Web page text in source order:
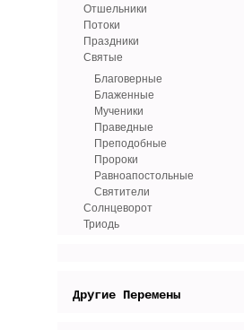
Отшельники
Потоки
Праздники
Святые
Благоверные
Блаженные
Мученики
Праведные
Преподобные
Пророки
Равноапостольные
Святители
Солнцеворот
Триодь
Другие Перемены